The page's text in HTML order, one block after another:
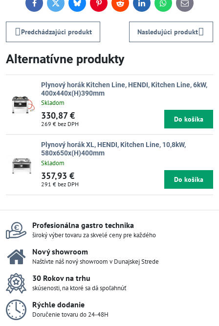
FacebookTwitterBlueskyPinterestReddit LinkedInWhatsApp
E-
mail
Predchádzajúci produkt Nasledujúci produkt
Alternatívne produkty
Plynový horák Kitchen Line, HENDI, Kitchen Line, 6kW,
400x440x(H)390mm
Skladom
330,87 €
269 € bez DPH
Do košíka
Plynový horák XL, HENDI, Kitchen Line, 10,8kW,
580x650x(H)400mm
Skladom
357,93 €
291 € bez DPH
Do košíka
Profesionálna gastro technika
široký výber tovaru za skvelé ceny pre každého
Nový showroom
Naštívte náš nový showroom v Dunajskej Strede
30 Rokov na trhu
skúsenosti, na ktoré sa dá spoľahnúť
Rýchle dodanie
Doručenie tovaru do 24-48H